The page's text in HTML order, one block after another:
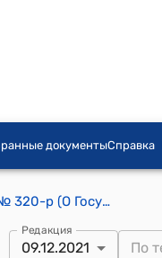
документыСправка
Распоряжение Кабинета Министров КР от 9 декабря 2021 года № 320-р (О Государственной молодежной премии Кыргызской Республики имени Ч.Т.Айтматова)
Редакция
09.12.2021